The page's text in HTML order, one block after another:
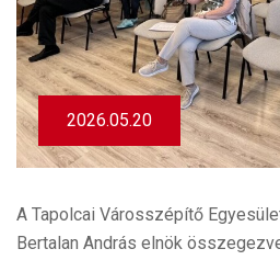
2026.05.20
A Tapolcai Városszépítő
Bertalan András elnök